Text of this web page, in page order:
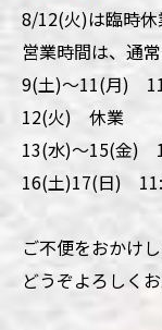
8/12(火)は臨時休
営業時間は、通常
9(土)～11(月)
12(火) 休業
13(水)～15(金)
16(土)17(日)
ご不便をおかけ
どうぞよろしくお